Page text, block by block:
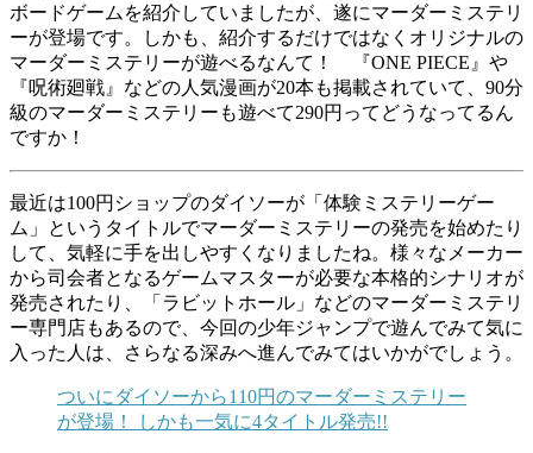
ボードゲームを紹介していましたが、遂にマーダーミステリ
ーが登場です。しかも、紹介するだけではなくオリジナルの
マーダーミステリーが遊べるなんて！ 『ONE PIECE』や
『呪術廻戦』などの人気漫画が20本も掲載されていて、90分
級のマーダーミステリーも遊べて290円ってどうなってるん
ですか！
最近は100円ショップのダイソーが「体験ミステリーゲー
ム」というタイトルでマーダーミステリーの発売を始めたり
して、気軽に手を出しやすくなりましたね。様々なメーカー
から司会者となるゲームマスターが必要な本格的シナリオが
発売されたり、「ラビットホール」などのマーダーミステリ
ー専門店もあるので、今回の少年ジャンプで遊んでみて気に
入った人は、さらなる深みへ進んでみてはいかがでしょう。
ついにダイソーから110円のマーダーミステリー
が登場！ しかも一気に4タイトル発売!!